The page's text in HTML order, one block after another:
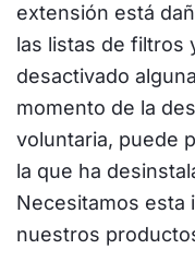
extensión está
las listas de filtros
desactivado
momento de la
voluntaria, puede
la que ha
Necesitamos esta
nuestros